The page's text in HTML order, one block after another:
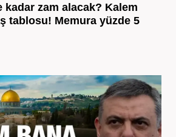
kadar zam alacak? Kalem
tablosu! Memura yüzde 5